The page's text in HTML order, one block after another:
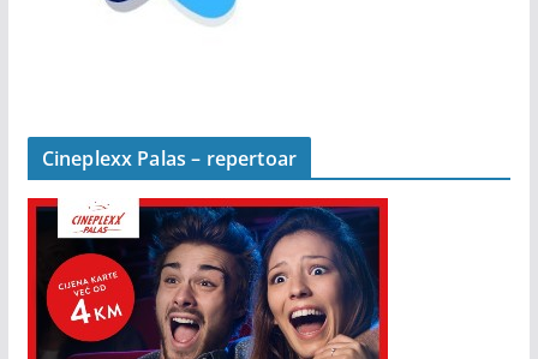
Cineplexx Palas – repertoar